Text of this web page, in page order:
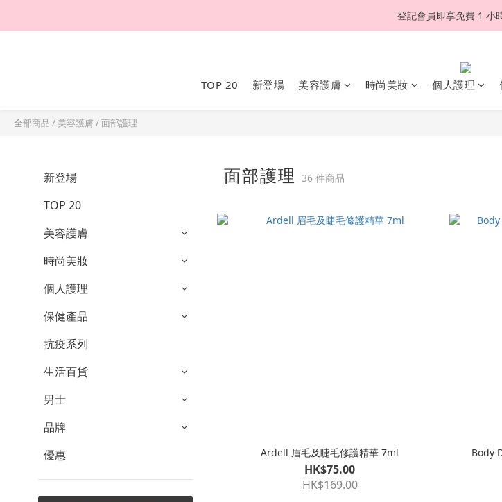
登記會員即享免費 1 小
TOP 20 新登場 美容護膚 時尚美妝 個人護理
全部商品 / 美容護膚 /面部護理
新登場
TOP 20
美容護膚
時尚美妝
個人護理
保健產品
抗疫系列
生活百貨
男士
品牌
優惠
面部護理36 件商品
Ardell 眉毛及睫毛修護精華 7ml
HK$75.00
HK$169.00
Body